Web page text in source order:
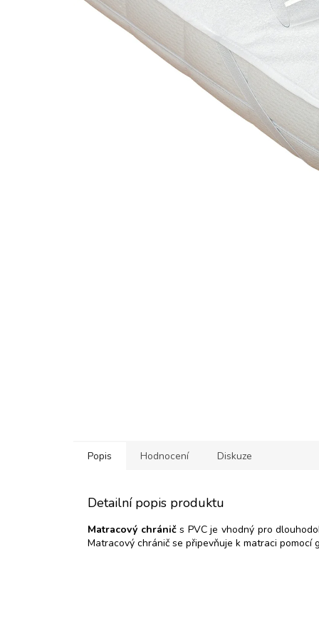
Popis Hodnocení Diskuze
Detailní popis produktu
Matracový chráničs PVC je vhodný pro
Matracový chránič se připevňuje k matraci